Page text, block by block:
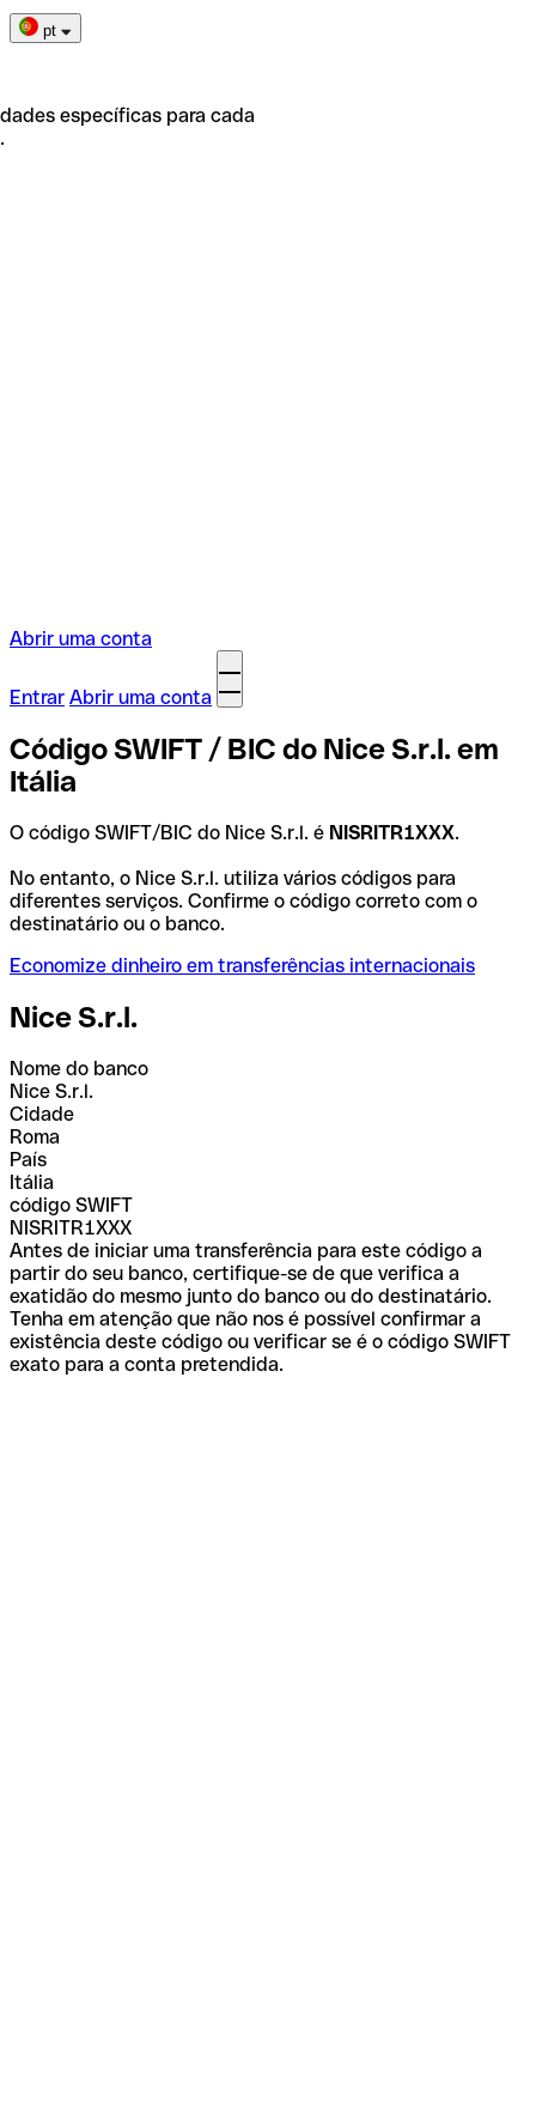
pt
específicas para cada
Abrir uma conta
Entrar Abrir uma conta
Código SWIFT / BIC do Nice S.r.l. em
Itália
O código SWIFT/BIC do Nice S.r.l. é NISRITR1XXX.
No entanto, o Nice S.r.l. utiliza vários códigos para
diferentes serviços. Confirme o código correto com o
destinatário ou o banco.
Economize dinheiro em transferências internacionais
Nice S.r.l.
Nome do banco
Nice S.r.l.
Cidade
Roma
País
Itália
código SWIFT
NISRITR1XXX
Antes de iniciar uma transferência para este código a
partir do seu banco, certifique-se de que verifica a
exatidão do mesmo junto do banco ou do destinatário.
Tenha em atenção que não nos é possível confirmar a
existência deste código ou verificar se é o código SWIFT
exato para a conta pretendida.